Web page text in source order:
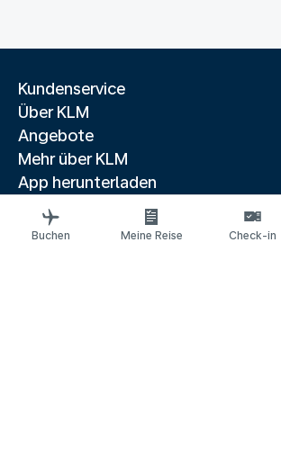
Kundenservice
Über KLM
Angebote
Mehr über KLM
App herunterladen
Verwandte Websites
Reiseführer
Buchen Meine Reise Check-in